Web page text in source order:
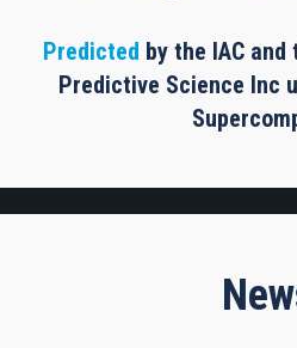
Predicted by the IAC
Predictive Science Inc